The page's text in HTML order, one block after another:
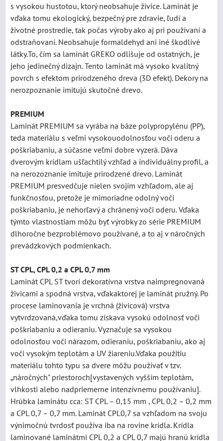
s vysokou hustotou, ktorý neobsahuje živice. Laminát je
vďaka tomu ekologický, bezpečný pre zdravie, ľudí a
životné prostredie, tak počas výroby ako aj pri používaní a
odstraňovaní. Neobsahuje formaldehyd ani iné škodlivé
látky.To, čím sa laminát GREKO odlišuje od ostatných, je
jeho jedinečný dizajn. Tento laminát má vysoko kvalitný
povrch s efektom prirodzeného dreva (3D efekt). Dekory na
nerozpoznanie imitujú skutočné drevo.
PREMIUM
Laminát PREMIUM sa vyrába na báze polypropylénu (PP),
teda materiálu s veľmi vysokouodolnosťou voči oderu a
poškriabaniu, a súčasne veľmi dobre vyzerá. Dáva
dverovým krídlam ušľachtilý vzhľad a individuálny profil, a
na nerozoznanie imituje prirodzené drevo. Laminát
PREMIUM presvedčuje nielen svojím vzhľadom, ale aj
funkčnosťou, pretože je mimoriadne odolný voči
poškriabaniu, je nehorľavý a chránený voči oderu. Vďaka
týmto vlastnostiam môžu byť výrobky zo série PREMIUM
dlhoročne bezproblémovo používané, a to aj v náročných
prevádzkových podmienkach.
ST CPL, CPL 0,2 a CPL 0,7 mm
Laminát CPL ST tvorí dekoratívna vrstva naimpregnovaná
živicami a spodná vrstva, vďakaktorej je laminát pružný. Po
procese laminovania je vrchná (živicová) vrstva
vytvrdzovaná,vďaka tomu získava vysokú odolnosť voči
poškriabaniu a odieraniu. Vyznačuje sa vysokou
odolnosťou voči nárazom, odieraniu, poškriabaniu, ako aj
voči vysokým teplotám a UV žiareniu.Vďaka použitiu
materiálu tohto typu sa dvere môžu používať v tzv.
„náročných" priestoroch[vystavených vyšším teplotám,
vlhkosti alebo nadpriemerne intenzívnemu používaniu].
Hrúbka laminátu cca: ST CPL – 0,15 mm , CPL 0,2 – 0,2 mm
a CPL 0,7 – 0,7 mm. Laminát CPL0,7 sa vzhľadom na svoju
výnimočnú tvrdosť používa iba na rovine krídla. Krídla
laminované laminátmi CPL 0,2 a CPL 0,7 majú hranú krídla